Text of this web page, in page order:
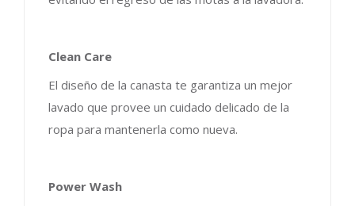
Clean Care
El diseño de la canasta te garantiza un mejor
lavado que provee un cuidado delicado de la
ropa para mantenerla como nueva.
Power Wash